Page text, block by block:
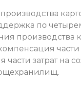
по
затрат на